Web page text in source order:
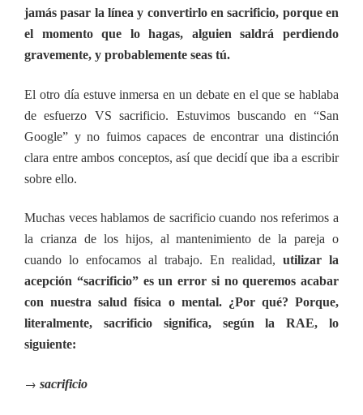
jamás pasar la línea y convertirlo en sacrificio, porque en
el momento que lo hagas, alguien saldrá perdiendo
gravemente, y probablemente seas tú.
El otro día estuve inmersa en un debate en el que se hablaba
de esfuerzo VS sacrificio. Estuvimos buscando en “San
Google” y no fuimos capaces de encontrar una distinción
clara entre ambos conceptos, así que decidí que iba a escribir
sobre ello.
Muchas veces hablamos de sacrificio cuando nos referimos a
la crianza de los hijos, al mantenimiento de la pareja o
cuando lo enfocamos al trabajo. En realidad, utilizar la
acepción “sacrificio” es un error si no queremos acabar
con nuestra salud física o mental. ¿Por qué? Porque,
literalmente, sacrificio significa, según la RAE, lo
siguiente:
→ sacrificio